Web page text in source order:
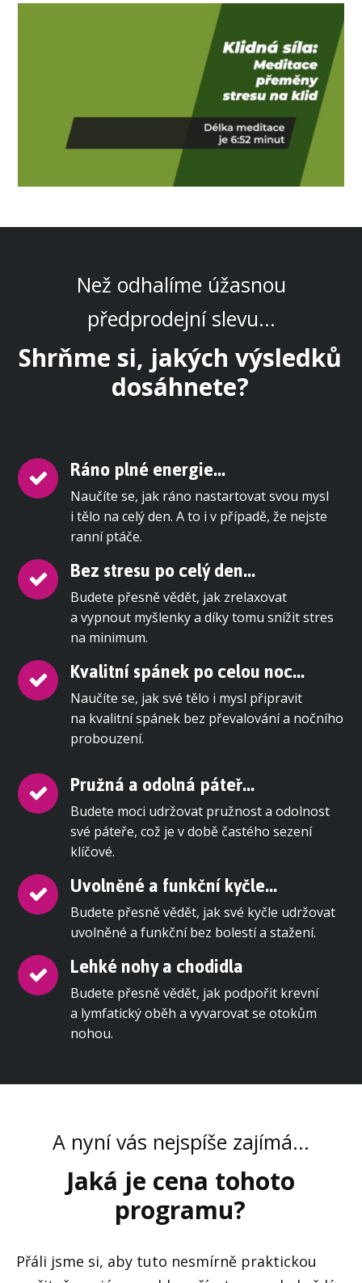
Než odhalíme úžasnou
předprodejní slevu...
Shrňme si, jakých výsledků
dosáhnete?
Ráno plné energie...
Naučíte se, jak ráno nastartovat svou mysl
i tělo na celý den. A to i v případě, že nejste
ranní ptáče.
Bez stresu po celý den...
Budete přesně vědět, jak zrelaxovat
a vypnout myšlenky a díky tomu snížit stres
na minimum.
Kvalitní spánek po celou noc...
Naučíte se, jak své tělo i mysl připravit
na kvalitní spánek bez převalování a nočního
probouzení.
Pružná a odolná páteř...
Budete moci udržovat pružnost a odolnost
své páteře, což je v době častého sezení
klíčové.
Uvolněné a funkční kyčle...
Budete přesně vědět, jak své kyčle udržovat
uvolněné a funkční bez bolestí a stažení.
Lehké nohy a chodidla
Budete přesně vědět, jak podpořit krevní
a lymfatický oběh a vyvarovat se otokům
nohou.
A nyní vás nejspíše zajímá...
Jaká je cena tohoto
programu?
Přáli jsme si, aby tuto nesmírně praktickou